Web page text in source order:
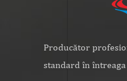
Producător
standard în